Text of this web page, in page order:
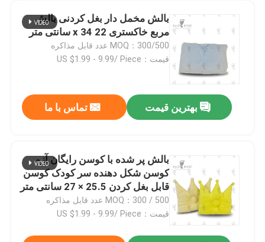
بالش مخمل دار بغل کردنی بالش
مربع خاکستری 22 x 34 سانتی متر
MOQ：300/500 عدد قابل مذاکره
قیمت：US $1.99 - 9.99/ Piece
بهترین قیمت تماس با ما
بالش پر شده با کوسن رایگان آزو
کوسن شکل دهنده سر کودک کوسن
قابل بغل کردن 25.5 × 27 سانتی متر
MOQ：300 / 500 عدد قابل مذاکره
قیمت：US $1.99 - 9.99/ Piece